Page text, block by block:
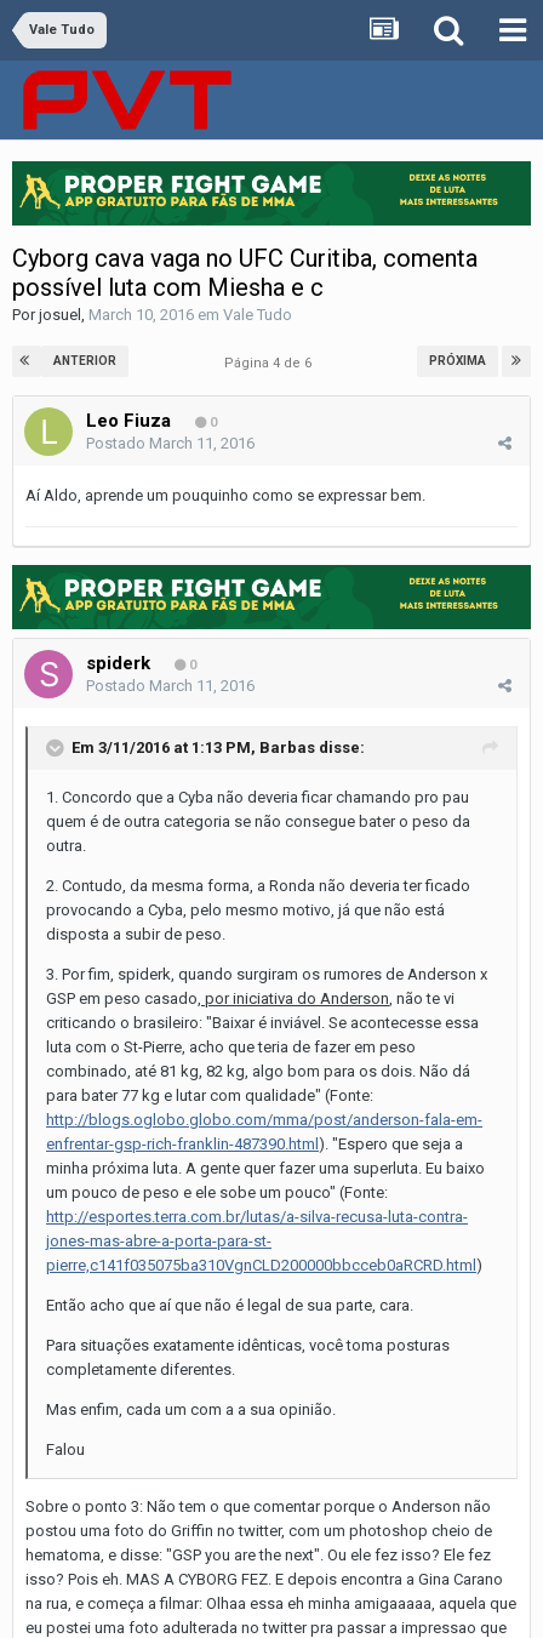
Vale Tudo
Cyborg cava vaga no UFC Curitiba, comenta
possível luta com Miesha e c
Porjosuel March 10, 2016 em Vale Tudo
ANTERIOR PRÓXIMA
Página 4 de 6
Leo Fiuza 0
Postado March 11, 2016
Aí Aldo, aprende um pouquinho como se expressar bem.
spiderk 0
Postado March 11, 2016
Em 3/11/2016 at 1:13 PM, Barbas disse:
1. Concordo que a Cyba não deveria ficar chamando pro pau
quem é de outra categoria se não consegue bater o peso da
outra.
2. Contudo, da mesma forma, a Ronda não deveria ter ficado
provocando a Cyba, pelo mesmo motivo, já que não está
disposta a subir de peso.
3. Por fim, spiderk, quando surgiram os rumores de Anderson x
GSP em peso casado, por iniciativa do Anderson , não te vi
criticando o brasileiro: "Baixar é inviável. Se acontecesse essa
luta com o St-Pierre, acho que teria de fazer em peso
combinado, até 81 kg, 82 kg, algo bom para os dois. Não dá
para bater 77 kg e lutar com qualidade" (Fonte:
http://blogs.oglobo.globo.com/mma/post/anderson-fala-em-
enfrentar-gsp-rich-franklin-487390.html ). "Espero que seja a
minha próxima luta. A gente quer fazer uma superluta. Eu baixo
um pouco de peso e ele sobe um pouco" (Fonte:
http://esportes.terra.com.br/lutas/a-silva-recusa-luta-contra-
jones-mas-abre-a-porta-para-st-
pierre,c141f035075ba310VgnCLD200000bbcceb0aRCRD.html )
Então acho que aí que não é legal de sua parte, cara.
Para situações exatamente idênticas, você toma posturas
completamente diferentes.
Mas enfim, cada um com a a sua opinião.
Falou
Sobre o ponto 3: Não tem o que comentar porque o Anderson não
postou uma foto do Griffin no twitter, com um photoshop cheio de
hematoma, e disse: "GSP you are the next". Ou ele fez isso? Ele fez
isso? Pois eh. MAS A CYBORG FEZ. E depois encontra a Gina Carano
na rua, e começa a filmar: Olhaa essa eh minha amigaaaaa, aquela que
eu postei uma foto adulterada no twitter pra passar a impressao que